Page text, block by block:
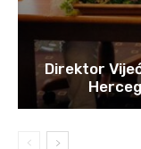
Direktor